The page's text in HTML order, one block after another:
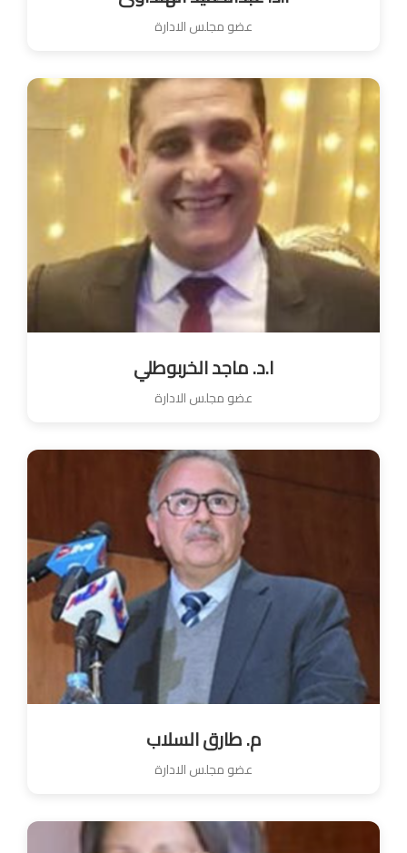
عضو مجلس الادارة
ا.د. ماجد الخربوطلي
عضو مجلس الادارة
م. طارق السلاب
عضو مجلس الادارة